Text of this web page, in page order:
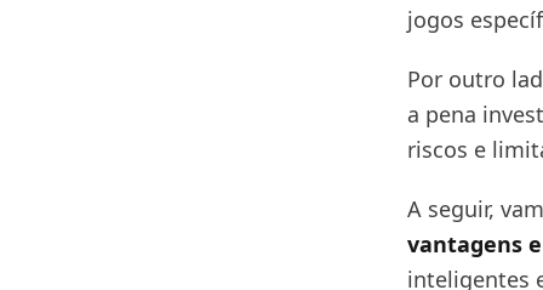
jogos
Por outro
a pena
riscos e
A seguir,
vantagens
inteligentes